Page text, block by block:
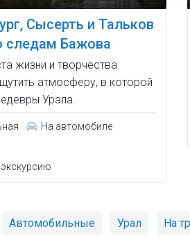
Сысерть и Тальков
следам Бажова
жизни и творчества
атмосферу, в которой
Урала.
На автомобиле
Автомобильные Урал На